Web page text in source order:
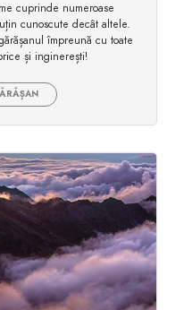
cuprinde numeroase
cunoscute decât altele.
împreună cu toate
și inginerești!